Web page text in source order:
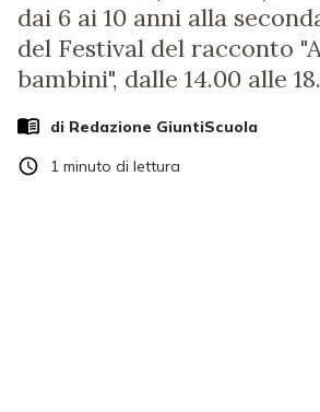
dai 6 ai 10 anni alla
del Festival del racconto
bambini", dalle 14.00 alle
di Redazione GiuntiScuola
1 minuto di lettura